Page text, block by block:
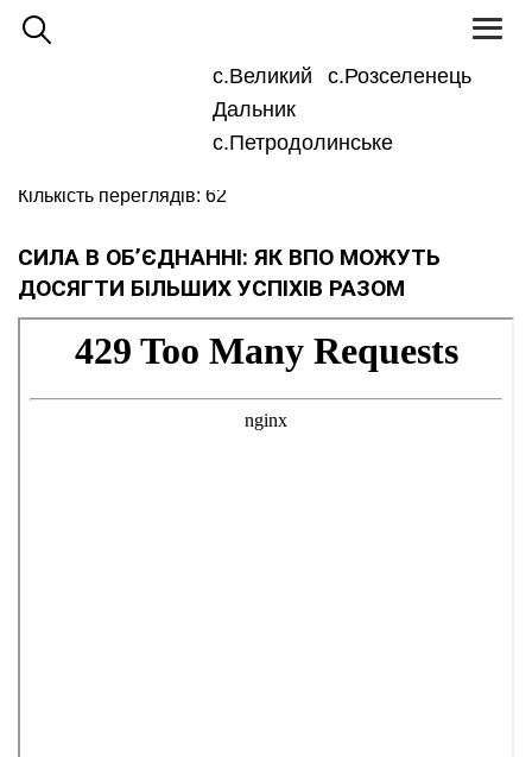
с.Великий
Дальник
с.Петродолинське
с.Розселенець
Для
Новини та оголошення
Кількість переглядів: 62
СИЛА В ОБ’ЄДНАННІ: ЯК ВПО МОЖУТЬ
ДОСЯГТИ БІЛЬШИХ УСПІХІВ РАЗОМ